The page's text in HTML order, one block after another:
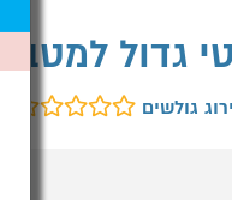
גדול
גולשים